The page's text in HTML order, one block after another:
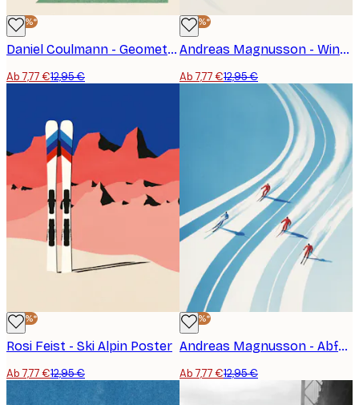
-40%*
Daniel Coulmann - Geometrischer Tennisball Poster
Ab 7,77 €12,95 €
-40%*
Andreas Magnusson - Winter Gebirge Skifahren Poster
Ab 7,77 €12,95 €
-40%*
Rosi Feist - Ski Alpin Poster
Ab 7,77 €12,95 €
-40%*
Andreas Magnusson - Abfahrtsrennen Poster
Ab 7,77 €12,95 €